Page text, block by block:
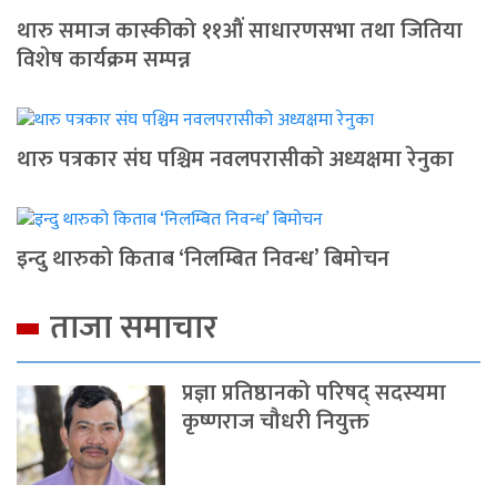
थारु समाज कास्कीको ११औं साधारणसभा तथा जितिया
विशेष कार्यक्रम सम्पन्न
थारु पत्रकार संघ पश्चिम नवलपरासीको अध्यक्षमा रेनुका
इन्दु थारुको किताब ‘निलम्बित निवन्ध’ बिमोचन
ताजा समाचार
प्रज्ञा प्रतिष्ठानको परिषद् सदस्यमा
कृष्णराज चौधरी नियुक्त